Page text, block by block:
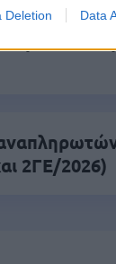
Deletion Data
2ΓΕ/2026)